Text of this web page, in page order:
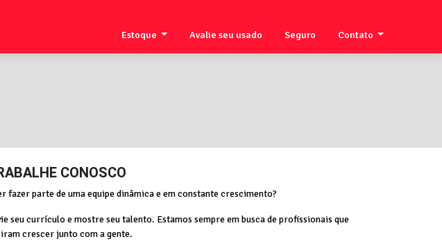
Estoque Avalie seu usado Seguro Contato
CONOSCO
fazer parte de uma equipe dinâmica e em constante crescimento?
seu currículo e mostre seu talento. Estamos sempre em busca de profissionais que
crescer junto com a gente.